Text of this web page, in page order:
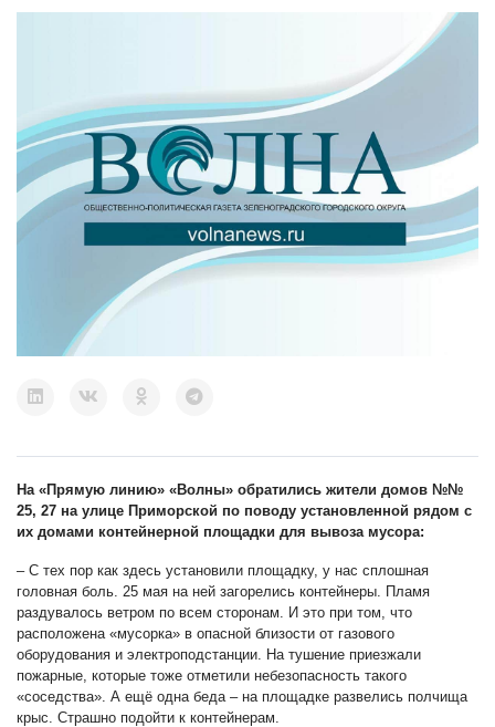
На «Прямую линию» «Волны» обратились жители домов №№
25, 27 на улице Приморской по поводу установленной рядом с
их домами контейнерной площадки для вывоза мусора:
– С тех пор как здесь установили площадку, у нас сплошная
головная боль. 25 мая на ней загорелись контейнеры. Пламя
раздувалось ветром по всем сторонам. И это при том, что
расположена «мусорка» в опасной близости от газового
оборудования и электроподстанции. На тушение приезжали
пожарные, которые тоже отметили небезопасность такого
«соседства». А ещё одна беда – на площадке развелись полчища
крыс. Страшно подойти к контейнерам.